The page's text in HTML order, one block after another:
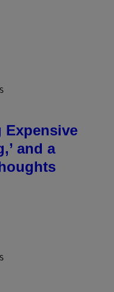
Expensive
and a